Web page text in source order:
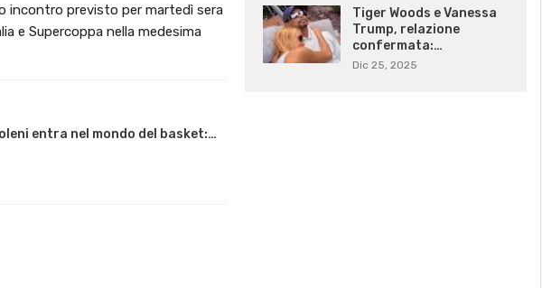
incontro previsto per martedì sera
e Supercoppa nella medesima
entra nel mondo del basket:…
Tiger Woods e Vanessa
Trump, relazione
confermata:…
Dic 25, 2025